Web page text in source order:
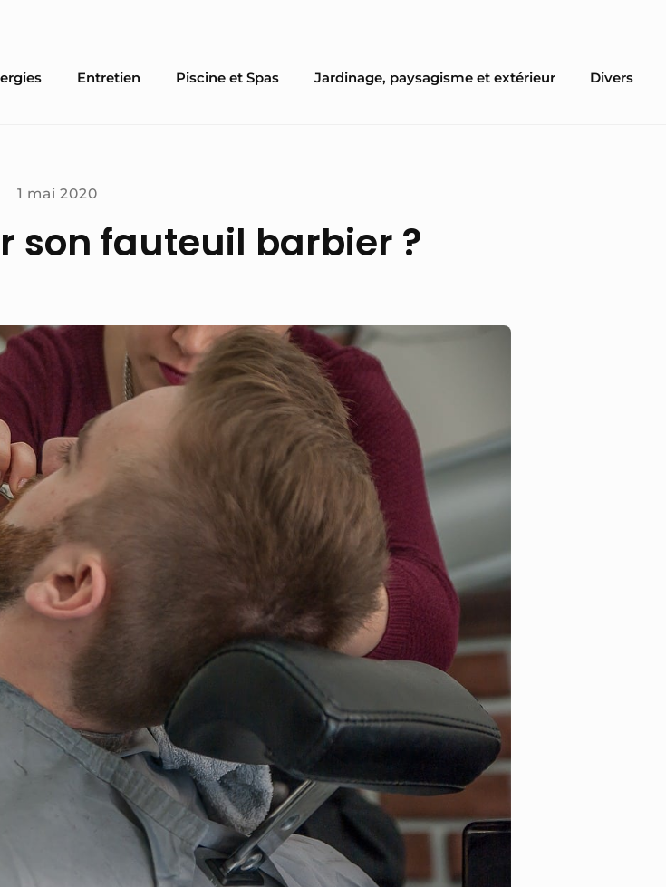
Entretien Piscine et Spas Jardinage, paysagisme et extérieur Divers
1 mai 2020
son fauteuil barbier ?